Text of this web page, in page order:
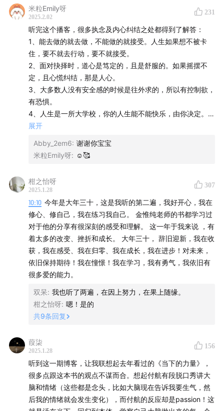
09:58 活好的标准——面对任何事情只有「行动」或「接
受」；
如何判断要不要行动？
犹豫不定是「人心」，坚定投入是「道心」；
区分执念与道心；
王阳明——用尽诈术，本体如如不动；
从「德、智、体」理解「体、相、用」；
20:18 每个人有因有缘，而结果不同；
本自具足——我们是否天生已经圆满？
如何获得安全感；
不向外求公平，这个世界本来就不公平；
起修的标志——思考「我」为什么在意这件事；
内疚与自责是一种逃避机制；
如何区分转念与自欺欺人；
49:20 头脑和情绪会骗人，身体是真实的；
运动最吸引人的地方是进入「心流状态」；
死亡的本质——完全未知与完全失控；
米粒Emily呀
2025.2.02
231
听完这个播客，很多执念及内心纠结之处都得到了解答：
1、能去做的就去做，不能做的就接受。人生如果想不被卡
住，要不就去行动，要不就接受。
2、面对抉择时，道心是笃定的，且是舒服的。如果摇摆不
定，且心慌纠结，那是人心。
3、大多数人没有安全感的时候是往外求的，所以有控制欲，
有恐惧。
4、人生是一所大学校，你的人生能不能快乐，由你决定。
5、外在地方不能掌控，人生意义人生目标定在内心，才能掌
6、凡事发生不开心的，问自己，我怎么了？原来是这个障
碍，然后消除。“因”才是最高效能。而不是一直向外去吐
7、内疚和自责是冰冰凉凉，内耗，无行动力。
而问自己怎么了，这是有行动力的，是爱自己的，你身体是
舒服的。
8、每个当下不错过；
9、在亲密关系中（夫妻&亲子）不再执着于自己的想法
展开
Abby_2em6: 谢谢你宝宝
米粒Emily呀: ☺️🥰
柑之怡呀
2025.1.28
307
10:10 今年是大年三十，这是我听的第二遍，我好开心，我在
修心、修自己，我在练习我自己。 金惟纯老师的书都学习过
对于他的分享有很深刻的感受和理解。 这一年于我来说 ，有
着太多的改变、挫折和成长。 大年三十， 辞旧迎新，我在收
获，我在感受、我在归零、我在成长，我在进步！对未来，
依旧保持期待！我在憧憬！我在学习，我有勇气，我依旧有
很多爱的能力。
双呆: 我也听了两遍，在因上努力，在果上随缘。
柑之怡呀: 嗯！是的
共9条回复
葭柒
2025.1.28
156
听到这一期博客，让我联想起去年看过的《当下的力量》，
很多点跟这本书的观点不谋而合。想起付航有段脱口秀讲大
脑和情绪（这些都是念头，比如大脑现在告诉我要生气，然
后我的情绪就会发生变化），而付航的反应却是passion！这